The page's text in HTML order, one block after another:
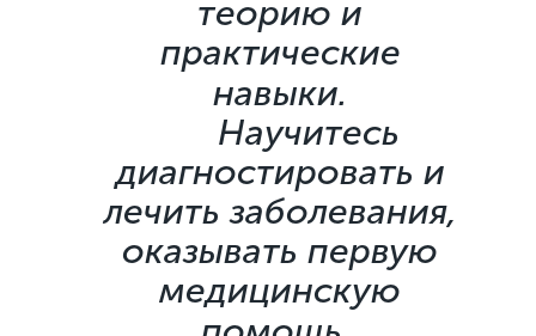
теорию и
практические
навыки.
Научитесь
диагностировать и
лечить заболевания,
оказывать первую
медицинскую